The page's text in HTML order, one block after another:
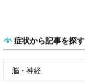
症状から記事を探す
脳・神経